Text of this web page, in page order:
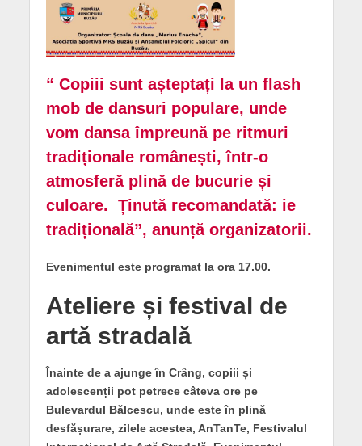
“ Copiii sunt așteptați la un flash
mob de dansuri populare, unde
vom dansa împreună pe ritmuri
tradiționale românești, într-o
atmosferă plină de bucurie și
culoare. Ținută recomandată: ie
tradițională”, anunță organizatorii.
Evenimentul este programat la ora 17.00.
Ateliere și festival de
artă stradală
Înainte de a ajunge în Crâng, copiii și
adolescenții pot petrece câteva ore pe
Bulevardul Bălcescu, unde este în plină
desfășurare, zilele acestea, AnTanTe, Festivalul